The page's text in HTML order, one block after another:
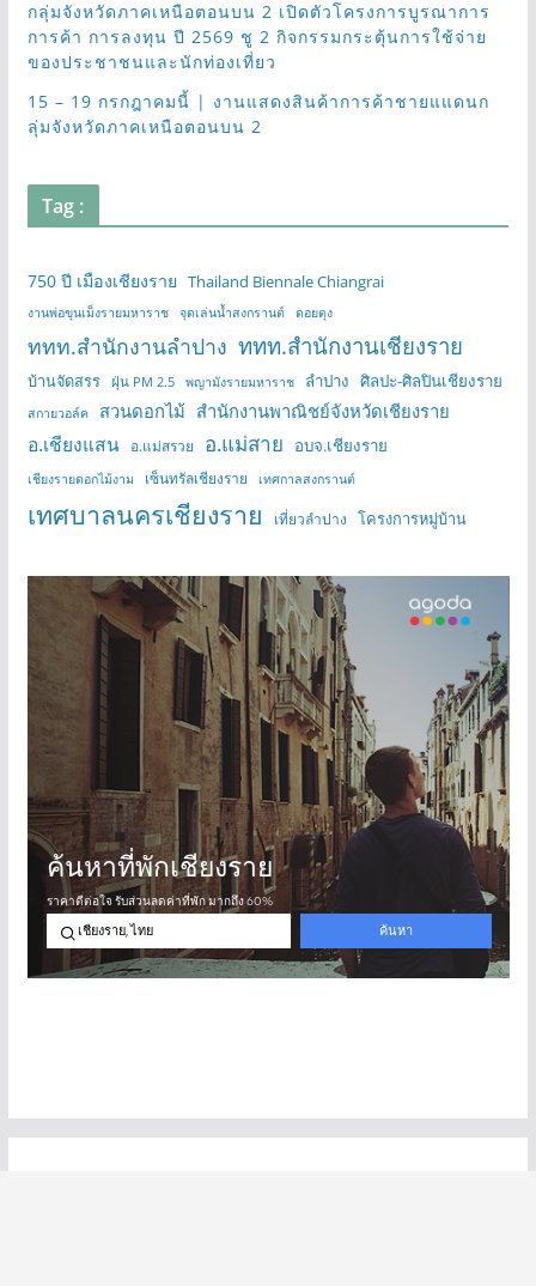
กลุ่มจังหวัดภาคเหนือตอนบน 2 เปิดตัวโครงการบูรณาการ
การค้า การลงทุน ปี 2569 ชู 2 กิจกรรมกระตุ้นการใช้จ่าย
ของประชาชนและนักท่องเที่ยว
15 – 19 กรกฎาคมนี้ | งานแสดงสินค้าการค้าชายแแดนก
ลุ่มจังหวัดภาคเหนือตอนบน 2
Tag :
750 ปี เมืองเชียงราย Thailand Biennale Chiangrai
งานพ่อขุนเม็งรายมหาราช จุดเล่นน้ำสงกรานต์ ดอยตุง
ททท.สำนักงานลำปาง ททท.สำนักงานเชียงราย
บ้านจัดสรร ฝุ่น PM 2.5 พญามังรายมหาราช ลำปาง ศิลปะ-ศิลปินเชียงราย
สกายวอล์ค สวนดอกไม้ สำนักงานพาณิชย์จังหวัดเชียงราย
อ.เชียงแสน อ.แม่สรวย อ.แม่สาย อบจ.เชียงราย
เชียงรายดอกไม้งาม เซ็นทรัลเชียงราย เทศกาลสงกรานต์
เทศบาลนครเชียงราย เที่ยวลำปาง โครงการหมู่บ้าน